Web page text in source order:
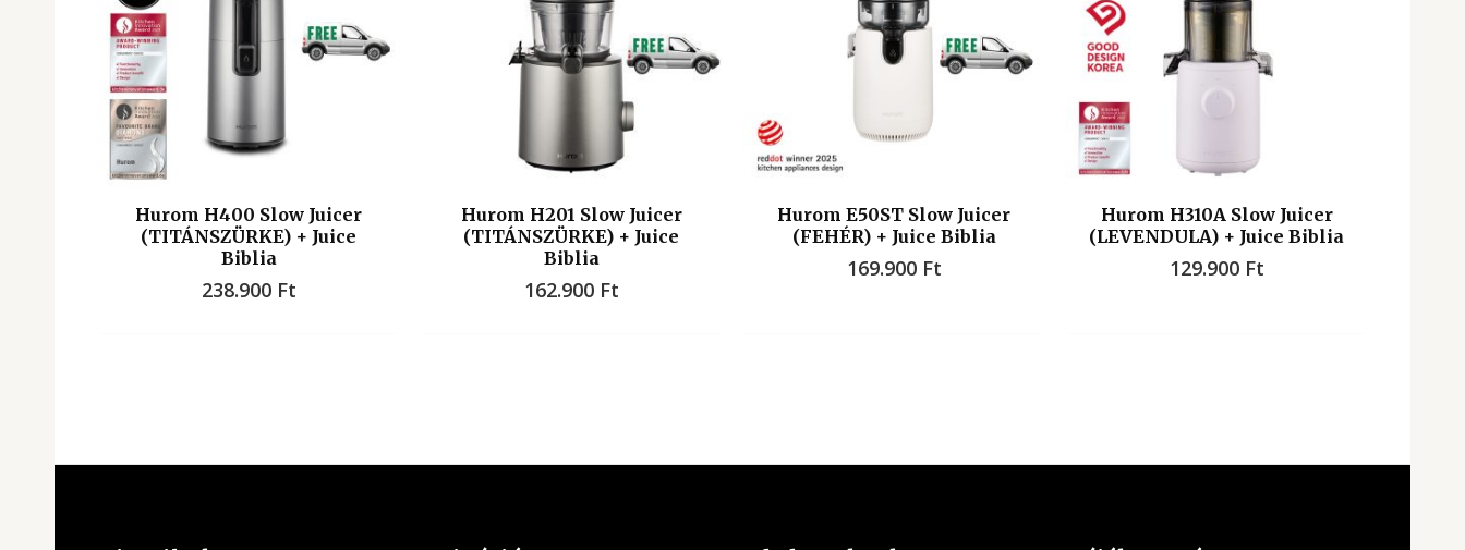
Hurom H400 Slow Juicer
(TITÁNSZÜRKE) + Juice
Biblia
238.900 Ft
Hurom H201 Slow Juicer
(TITÁNSZÜRKE) + Juice
Biblia
162.900 Ft
Hurom E50ST Slow Juicer
(FEHÉR) + Juice Biblia
169.900 Ft
Hurom H310A Slow Juicer
(LEVENDULA) + Juice Biblia
129.900 Ft